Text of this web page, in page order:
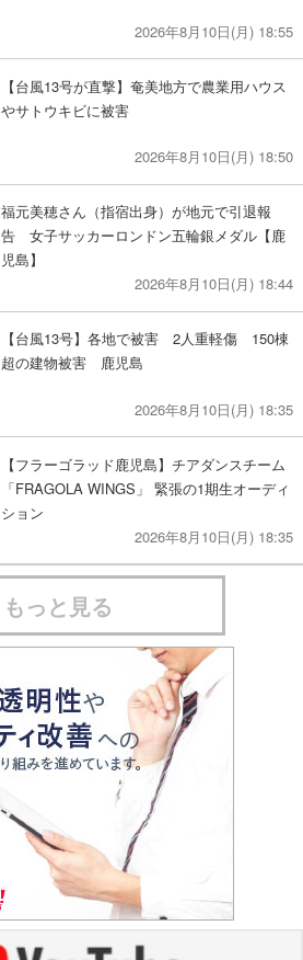
2026年8月10日(月) 18:55
【台風13号が直撃】奄美地方で農業用ハウス
やサトウキビに被害
2026年8月10日(月) 18:50
福元美穂さん（指宿出身）が地元で引退報
告 女子サッカーロンドン五輪銀メダル【鹿
児島】
2026年8月10日(月) 18:44
【台風13号】各地で被害 2人重軽傷 150棟
超の建物被害 鹿児島
2026年8月10日(月) 18:35
【フラーゴラッド鹿児島】チアダンスチーム
「FRAGOLA WINGS」 緊張の1期生オーディ
ション
2026年8月10日(月) 18:35
もっと見る